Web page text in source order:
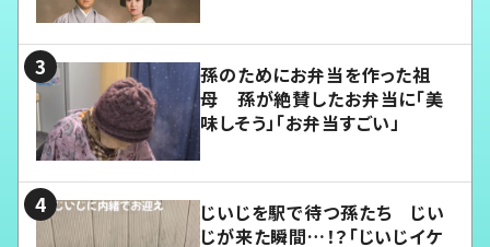
孫のためにお弁当を作った祖
母 孫が絶賛したお弁当に「美
味しそう」「お弁当すごい」
じいじを駅で待つ孫たち じい
じが来た瞬間…！？「じいじイケ